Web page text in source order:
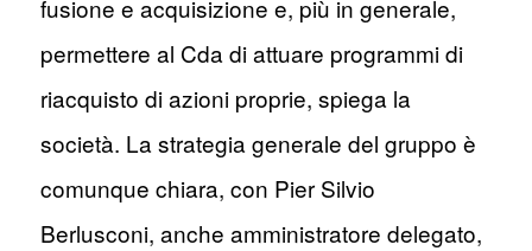
fusione e acquisizione e, più in generale,
permettere al Cda di attuare programmi di
riacquisto di azioni proprie, spiega la
società. La strategia generale del gruppo è
comunque chiara, con Pier Silvio
Berlusconi, anche amministratore delegato,